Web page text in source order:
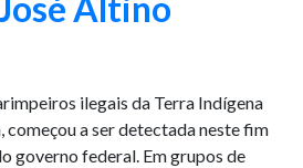
ilegais da Terra Indígena
começou a ser detectada neste fim
governo federal. Em grupos de